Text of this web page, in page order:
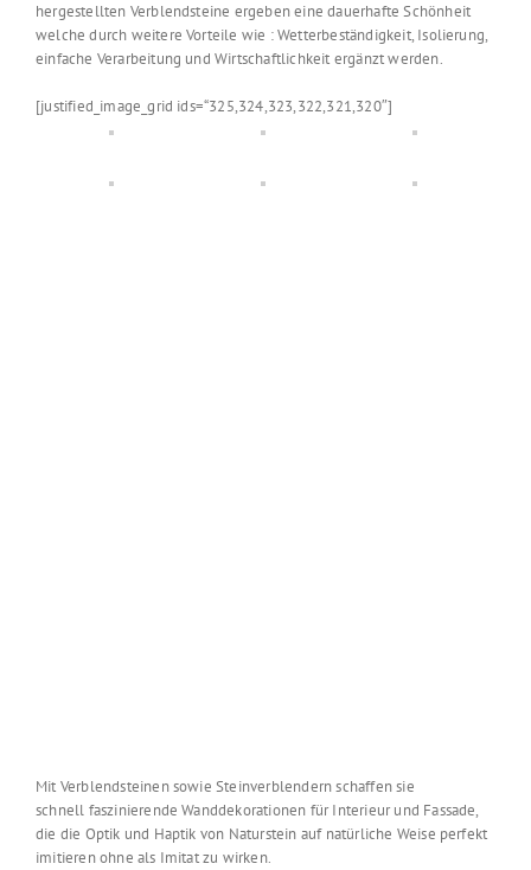
hergestellten Verblendsteine ergeben eine dauerhafte Schönheit
welche durch weitere Vorteile wie : Wetterbeständigkeit, Isolierung,
einfache Verarbeitung und Wirtschaftlichkeit ergänzt werden.
[justified_image_grid ids=“325,324,323,322,321,320″]
Mit Verblendsteinen sowie Steinverblendern schaffen sie
schnell faszinierende Wanddekorationen für Interieur und Fassade,
die die Optik und Haptik von Naturstein auf natürliche Weise perfekt
imitieren ohne als Imitat zu wirken.